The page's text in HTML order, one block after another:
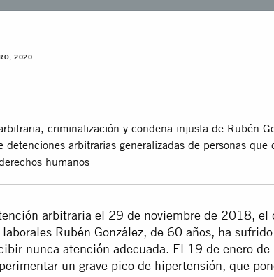
2020
criminalización y condena injusta de Rubén
detenciones arbitrarias generalizadas de personas
humanos
arbitraria el 29 de noviembre de 2018, el
laborales Rubén González, de 60 años, ha
nunca atención adecuada. El 19 de enero
un grave pico de hipertensión, que